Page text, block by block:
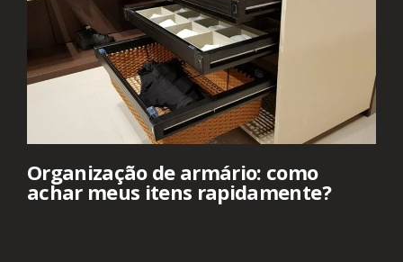
Organização de armário: como
achar meus itens rapidamente?